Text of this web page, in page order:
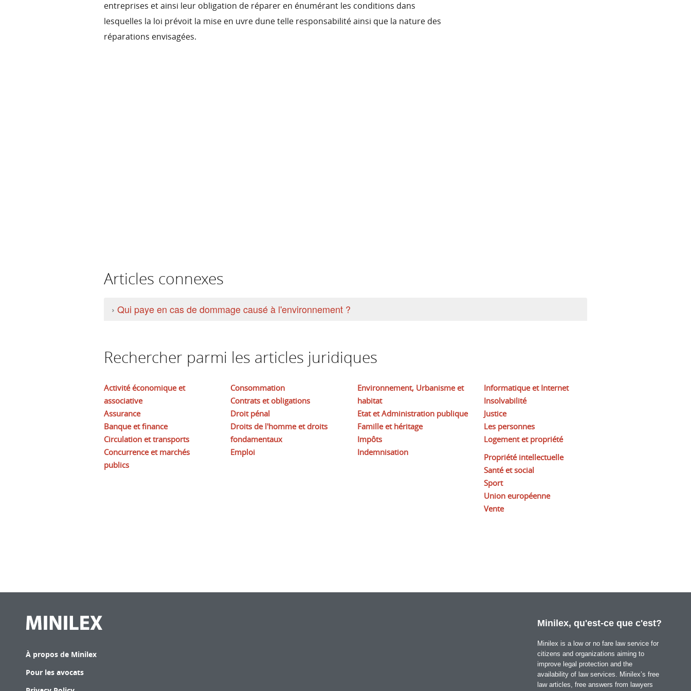
entreprises et ainsi leur obligation de réparer en énumérant les conditions dans
lesquelles la loi prévoit la mise en uvre dune telle responsabilité ainsi que la nature des
réparations envisagées.
Articles connexes
› Qui paye en cas de dommage causé à l'environnement ?
Rechercher parmi les articles juridiques
Activité économique et
associative
Assurance
Banque et finance
Circulation et transports
Concurrence et marchés
publics
Consommation
Contrats et obligations
Droit pénal
Droits de l'homme et droits
fondamentaux
Emploi
Environnement, Urbanisme et
habitat
Etat et Administration publique
Famille et héritage
Impôts
Indemnisation
Informatique et Internet
Insolvabilité
Justice
Les personnes
Logement et propriété
Propriété intellectuelle
Santé et social
Sport
Union européenne
Vente
À propos de Minilex
Pour les avocats
Minilex, qu'est-ce que c'est?
Minilex is a low or no fare law service for
citizens and organizations aiming to
improve legal protection and the
availability of law services. Minilex’s free
law articles, free answers from lawyers